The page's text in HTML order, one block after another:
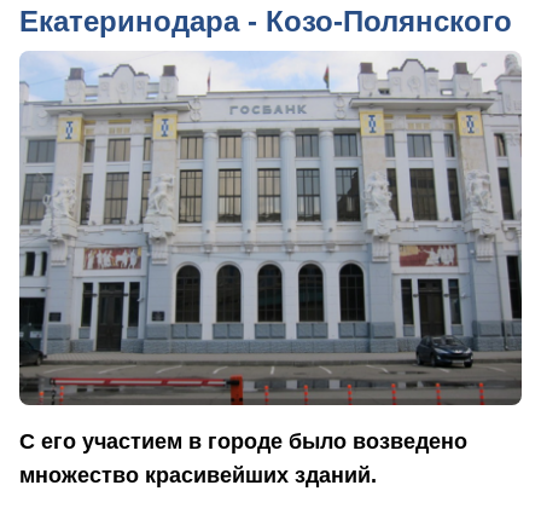
Екатеринодара - Козо-Полянского
С его участием в городе было возведено
множество красивейших зданий.